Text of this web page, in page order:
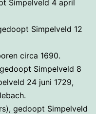
Simpelveld 4 april
Simpelveld 12
circa 1690.
Simpelveld 8
24 juni 1729,
gedoopt Simpelveld